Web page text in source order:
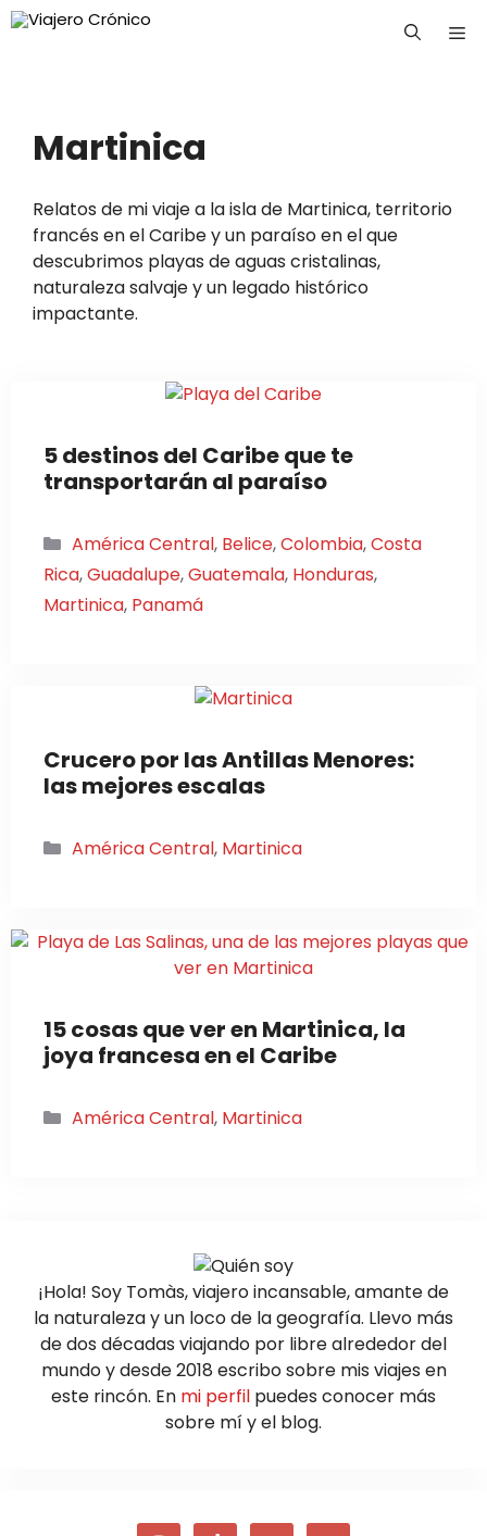
Saltar
Martinica
Relatos de mi viaje a la isla de Martinica, territorio
francés en el Caribe y un paraíso en el que
descubrimos playas de aguas cristalinas,
naturaleza salvaje y un legado histórico
impactante.
5 destinos del Caribe que te
transportarán al paraíso
Categorías
América Central, Belice,Colombia,Costa
Rica,Guadalupe,Guatemala, Honduras,
Martinica, Panamá
Crucero por las Antillas Menores:
las mejores escalas
Categorías
América Central, Martinica
15 cosas que ver en Martinica, la
joya francesa en el Caribe
Categorías
América Central, Martinica
¡Hola! Soy Tomàs, viajero incansable, amante de
la naturaleza y un loco de la geografía. Llevo más
de dos décadas viajando por libre alrededor del
mundo y desde 2018 escribo sobre mis viajes en
este rincón. En mi perfil puedes conocer más
sobre mí y el blog.